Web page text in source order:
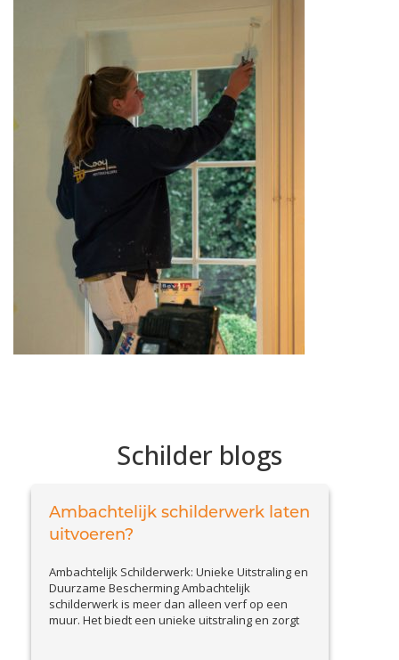
Schilder blogs
Ambachtelijk schilderwerk laten
uitvoeren?
Ambachtelijk Schilderwerk: Unieke Uitstraling en
Duurzame Bescherming Ambachtelijk
schilderwerk is meer dan alleen verf op een
muur. Het biedt een unieke uitstraling en zorgt